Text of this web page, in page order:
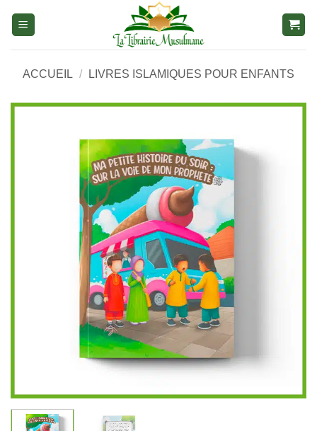
ACCUEIL / LIVRES ISLAMIQUES POUR ENFANTS